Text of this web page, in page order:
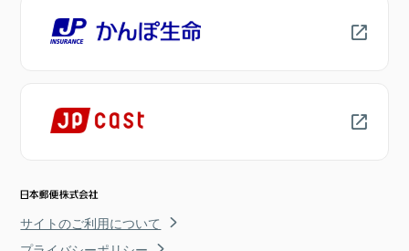
サイトのご利用について